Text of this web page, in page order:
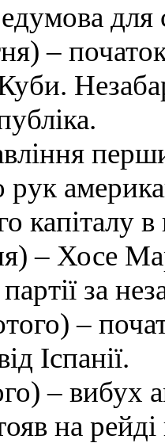
для
–
рук
капіталу
– Хосе
за
–
Іспанії.
– вибух
на рейді